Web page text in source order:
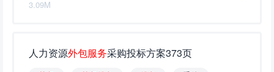
3.09M
人力资源外包服务采购投标方案373页